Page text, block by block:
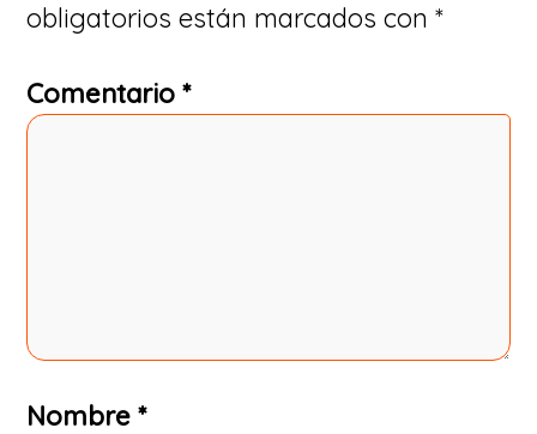
obligatorios están marcados con*
Comentario*
Nombre*